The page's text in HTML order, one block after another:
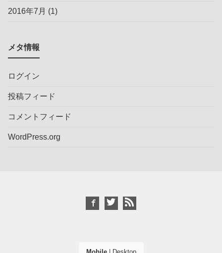
2016年7月 (1)
メタ情報
ログイン
投稿フィード
コメントフィード
WordPress.org